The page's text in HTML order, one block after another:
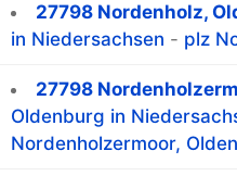
27798 Nordenholz,
in Niedersachsen - plz
27798
Oldenburg in
Nordenholzermoor,